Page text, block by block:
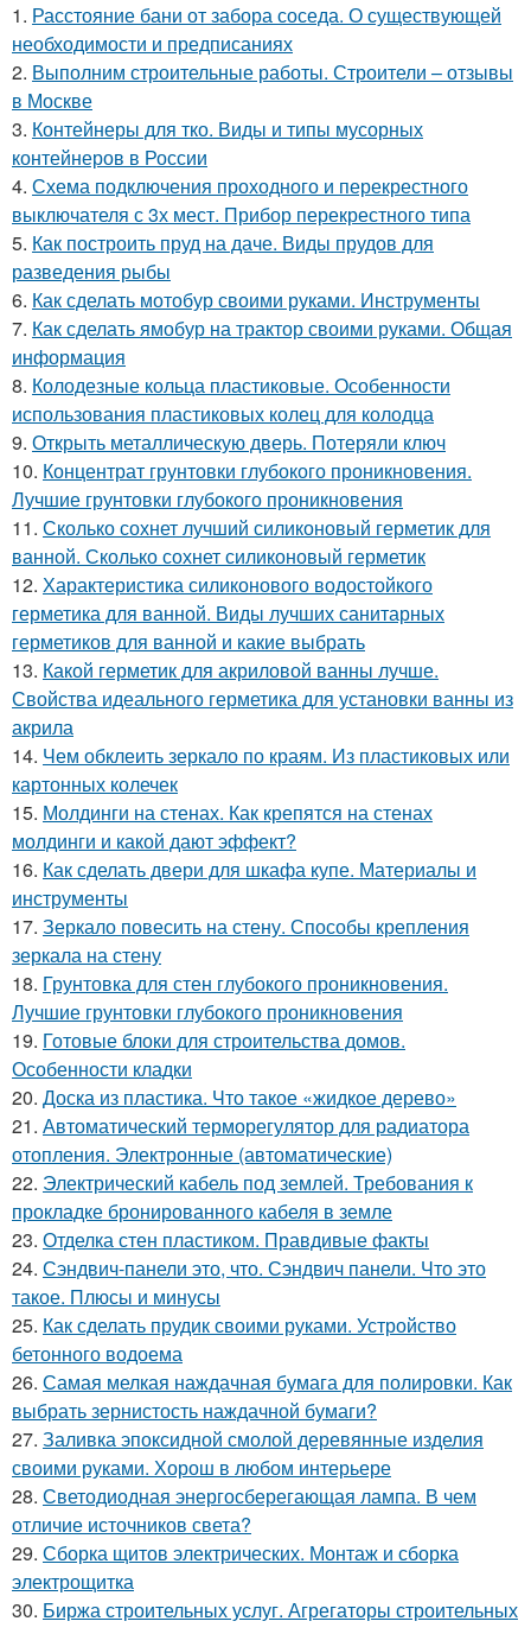
1. Расстояние бани от забора соседа. О существующей
необходимости и предписаниях
2. Выполним строительные работы. Строители – отзывы
в Москве
3. Контейнеры для тко. Виды и типы мусорных
контейнеров в России
4. Схема подключения проходного и перекрестного
выключателя с 3х мест. Прибор перекрестного типа
5. Как построить пруд на даче. Виды прудов для
разведения рыбы
6. Как сделать мотобур своими руками. Инструменты
7. Как сделать ямобур на трактор своими руками. Общая
информация
8. Колодезные кольца пластиковые. Особенности
использования пластиковых колец для колодца
9. Открыть металлическую дверь. Потеряли ключ
10. Концентрат грунтовки глубокого проникновения.
Лучшие грунтовки глубокого проникновения
11. Сколько сохнет лучший силиконовый герметик для
ванной. Сколько сохнет силиконовый герметик
12. Характеристика силиконового водостойкого
герметика для ванной. Виды лучших санитарных
герметиков для ванной и какие выбрать
13. Какой герметик для акриловой ванны лучше.
Свойства идеального герметика для установки ванны из
акрила
14. Чем обклеить зеркало по краям. Из пластиковых или
картонных колечек
15. Молдинги на стенах. Как крепятся на стенах
молдинги и какой дают эффект?
16. Как сделать двери для шкафа купе. Материалы и
инструменты
17. Зеркало повесить на стену. Способы крепления
зеркала на стену
18. Грунтовка для стен глубокого проникновения.
Лучшие грунтовки глубокого проникновения
19. Готовые блоки для строительства домов.
Особенности кладки
20. Доска из пластика. Что такое «жидкое дерево»
21. Автоматический терморегулятор для радиатора
отопления. Электронные (автоматические)
22. Электрический кабель под землей. Требования к
прокладке бронированного кабеля в земле
23. Отделка стен пластиком. Правдивые факты
24. Сэндвич-панели это, что. Сэндвич панели. Что это
такое. Плюсы и минусы
25. Как сделать прудик своими руками. Устройство
бетонного водоема
26. Самая мелкая наждачная бумага для полировки. Как
выбрать зернистость наждачной бумаги?
27. Заливка эпоксидной смолой деревянные изделия
своими руками. Хорош в любом интерьере
28. Светодиодная энергосберегающая лампа. В чем
отличие источников света?
29. Сборка щитов электрических. Монтаж и сборка
электрощитка
30. Биржа строительных услуг. Агрегаторы строительных